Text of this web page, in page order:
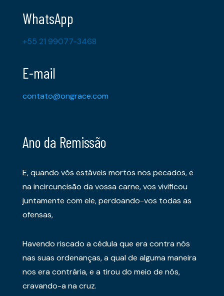
WhatsApp
+55 21 99077-3468
E-mail
contato@ongrace.com
Ano da Remissão
E, quando vós estáveis mortos nos pecados, e
na incircuncisão da vossa carne, vos vivificou
juntamente com ele, perdoando-vos todas as
ofensas,
Havendo riscado a cédula que era contra nós
nas suas ordenanças, a qual de alguma maneira
nos era contrária, e a tirou do meio de nós,
cravando-a na cruz.